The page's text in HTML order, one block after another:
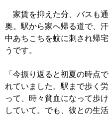
家賃を抑えた分、バスも
奥。駅から家へ帰る道で、
中あちこちを蚊に刺され帰
うです。
「今振り返ると初夏の時点
れていました。駅まで歩く
って、時々貧血になって歩
していて。でも、彼との生